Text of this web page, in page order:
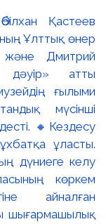
Қастеев
Ұлттық өнер
және Дмитрий
атты
ғылыми
мүсінші
🔸Кездесу
ұласты.
дүниеге келу
көркем
айналған
шығармашылық